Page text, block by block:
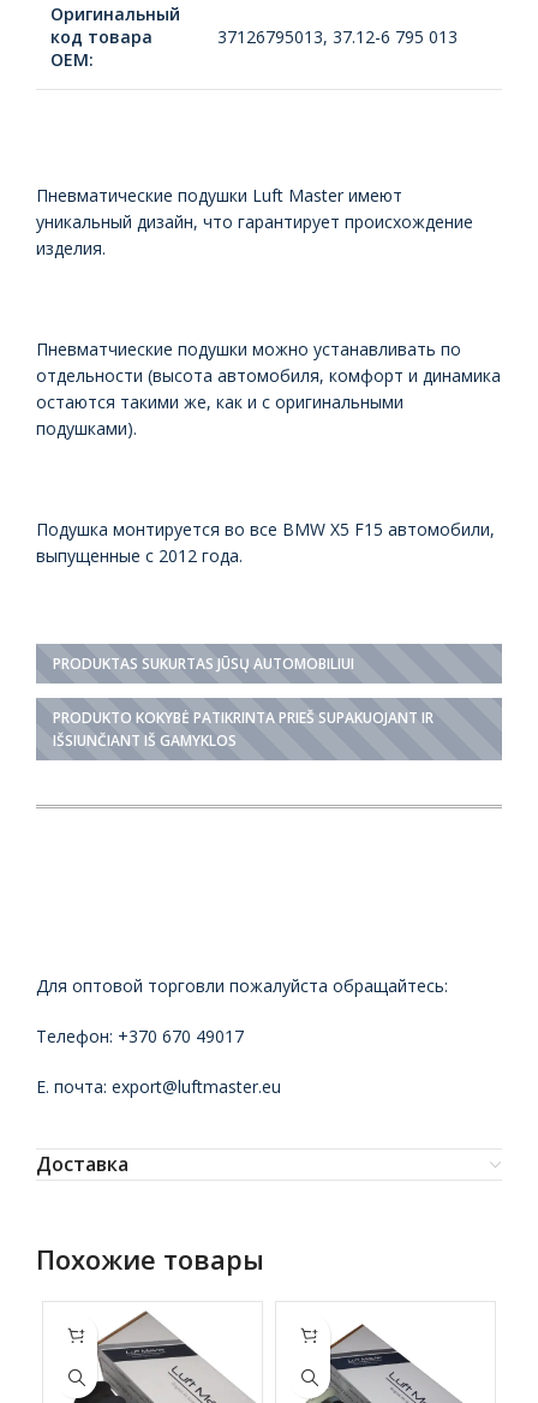
Оригинальный
код товара
ОЕМ:
37126795013, 37.12-6 795 013
Пневматические подушки Luft Master имеют
уникальный дизайн, что гарантирует происхождение
изделия.
Пневматчиеские подушки можно устанавливать по
отдельности (высота автомобиля, комфорт и динамика
остаются такими же, как и с оригинальными
подушками).
Подушка монтируется во все BMW X5 F15 автомобили,
выпущенные с 2012 года.
PRODUKTAS SUKURTAS JŪSŲ AUTOMOBILIUI
PRODUKTO KOKYBĖ PATIKRINTA PRIEŠ SUPAKUOJANT IR
IŠSIUNČIANT IŠ GAMYKLOS
Для оптовой торговли пожалуйста обращайтесь:
Телефон: +370 670 49017
Е. почта: export@luftmaster.eu
Доставка
Похожие товары